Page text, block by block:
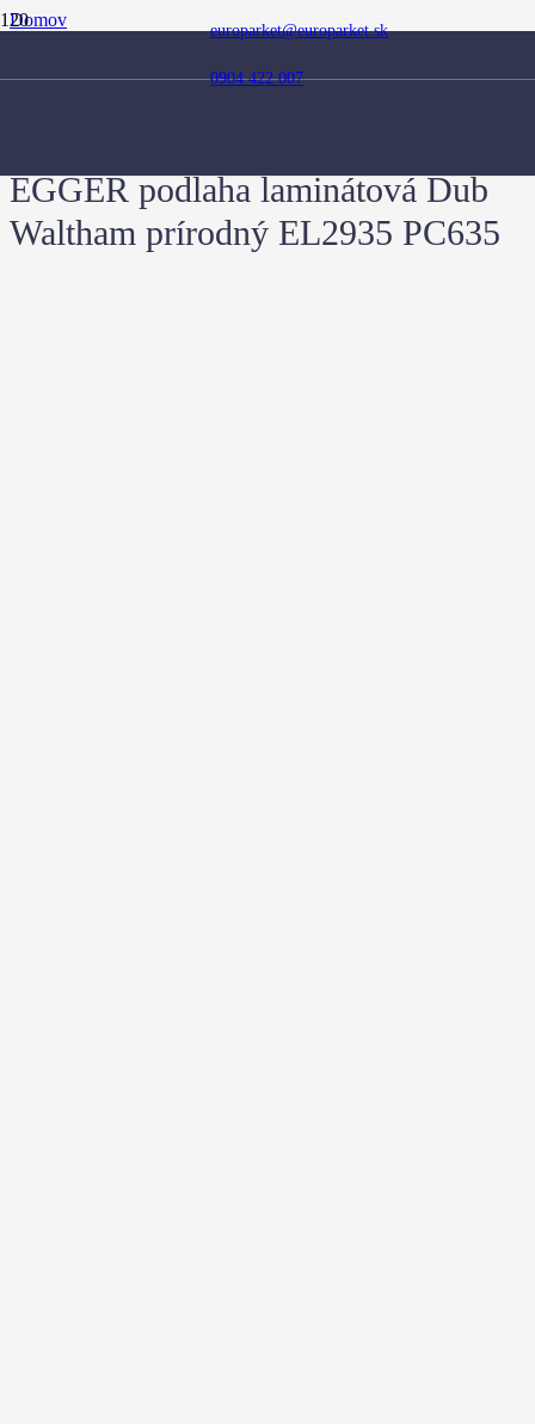
europarket@europarket.sk
0904 422 007
Domov
Laminátové podlahy
EGGER podlaha laminátová Dub
Waltham prírodný EL2935 PC635